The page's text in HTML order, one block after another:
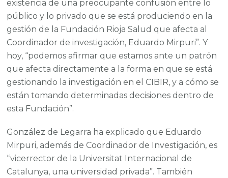
existencia de una preocupante confusión entre lo
público y lo privado que se está produciendo en la
gestión de la Fundación Rioja Salud que afecta al
Coordinador de investigación, Eduardo Mirpuri”. Y
hoy, “podemos afirmar que estamos ante un patrón
que afecta directamente a la forma en que se está
gestionando la investigación en el CIBIR, y a cómo se
están tomando determinadas decisiones dentro de
esta Fundación”.
González de Legarra ha explicado que Eduardo
Mirpuri, además de Coordinador de Investigación, es
“vicerrector de la Universitat Internacional de
Catalunya, una universidad privada”. También